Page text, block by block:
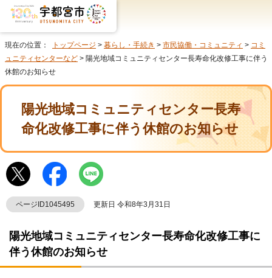
現在の位置： トップページ > 暮らし・手続き > 市民協働・コミュニティ > コミ
ュニティセンターなど > 陽光地域コミュニティセンター長寿命化改修工事に伴う
休館のお知らせ
陽光地域コミュニティセンター長寿
命化改修工事に伴う休館のお知らせ
ページID1045495 更新日 令和8年3月31日
陽光地域コミュニティセンター長寿命化改修工事に
伴う休館のお知らせ